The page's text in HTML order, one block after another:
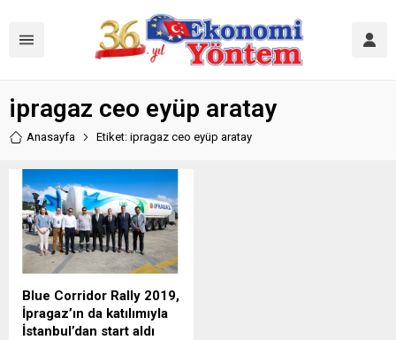
ipragaz ceo eyüp aratay
Anasayfa Etiket: ipragaz ceo eyüp aratay
Blue Corridor Rally 2019,
İpragaz’ın da katılımıyla
İstanbul’dan start aldı